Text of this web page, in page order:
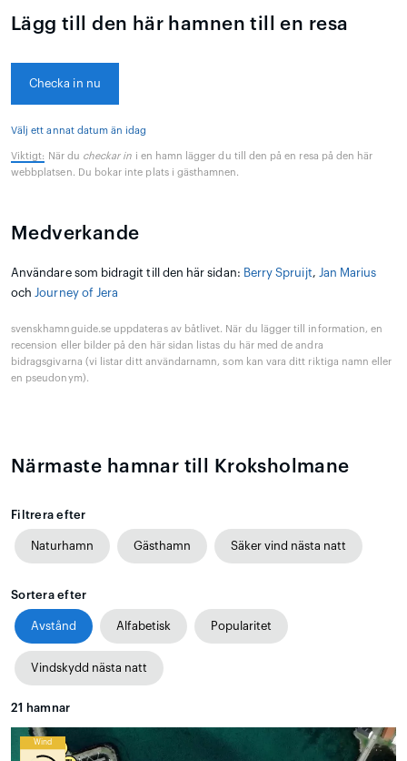
Lägg till den här hamnen till en resa
Checka in nu
Välj ett annat datum än idag
Viktigt: När du checkar in i en hamn lägger du till den på en resa på den här
webbplatsen. Du bokar inte plats i gästhamnen.
Medverkande
Användare som bidragit till den här sidan: Berry Spruijt, Jan Marius
och Journey of Jera
svenskhamnguide.se uppdateras av båtlivet. När du lägger till information, en
recension eller bilder på den här sidan listas du här med de andra
bidragsgivarna (vi listar ditt användarnamn, som kan vara ditt riktiga namn eller
en pseudonym).
Närmaste hamnar till Kroksholmane
Filtrera efter
Naturhamn Gästhamn Säker vind nästa natt
Sortera efter
Avstånd Alfabetisk Popularitet
Vindskydd nästa natt
21 hamnar
Wind